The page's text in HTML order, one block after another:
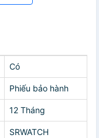
Có
Phiếu bảo hành
12 Tháng
SRWATCH